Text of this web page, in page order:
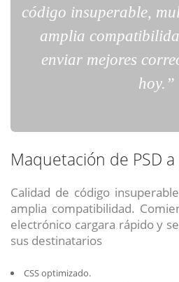
código insuperable,
amplia
enviar mejores
hoy.”
Maquetación de PSD a
Calidad de código
amplia compatibilidad.
electrónico cargara rápido y
sus destinatarios
CSS optimizado.